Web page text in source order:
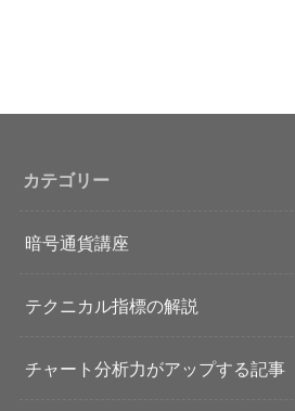
カテゴリー
暗号通貨講座
テクニカル指標の解説
チャート分析力がアップする記事